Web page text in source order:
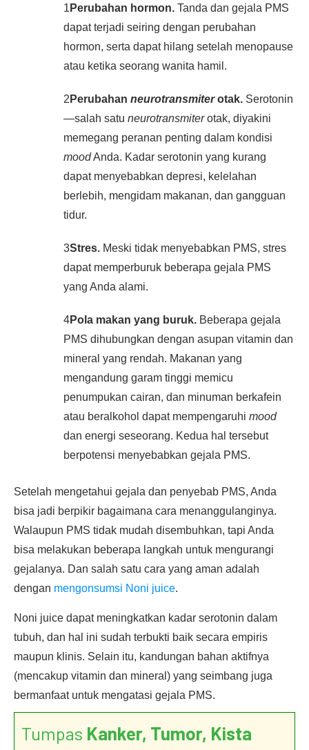
1 Perubahan hormon. Tanda dan gejala PMS
dapat terjadi seiring dengan perubahan
hormon, serta dapat hilang setelah menopause
atau ketika seorang wanita hamil.
2 Perubahan neurotransmiterotak. Serotonin
—salah satu neurotransmiterotak, diyakini
memegang peranan penting dalam kondisi
moodAnda. Kadar serotonin yang kurang
dapat menyebabkan depresi, kelelahan
berlebih, mengidam makanan, dan gangguan
tidur.
3Stres. Meski tidak menyebabkan PMS, stres
dapat memperburuk beberapa gejala PMS
yang Anda alami.
4Pola makan yang buruk. Beberapa gejala
PMS dihubungkan dengan asupan vitamin dan
mineral yang rendah. Makanan yang
mengandung garam tinggi memicu
penumpukan cairan, dan minuman berkafein
atau beralkohol dapat mempengaruhi mood
dan energi seseorang. Kedua hal tersebut
berpotensi menyebabkan gejala PMS.
Setelah mengetahui gejala dan penyebab PMS, Anda
bisa jadi berpikir bagaimana cara menanggulanginya.
Walaupun PMS tidak mudah disembuhkan, tapi Anda
bisa melakukan beberapa langkah untuk mengurangi
gejalanya. Dan salah satu cara yang aman adalah
dengan mengonsumsi Noni juice.
Noni juice dapat meningkatkan kadar serotonin dalam
tubuh, dan hal ini sudah terbukti baik secara empiris
maupun klinis. Selain itu, kandungan bahan aktifnya
(mencakup vitamin dan mineral) yang seimbang juga
bermanfaat untuk mengatasi gejala PMS.
Tumpas Kanker, Tumor, Kista